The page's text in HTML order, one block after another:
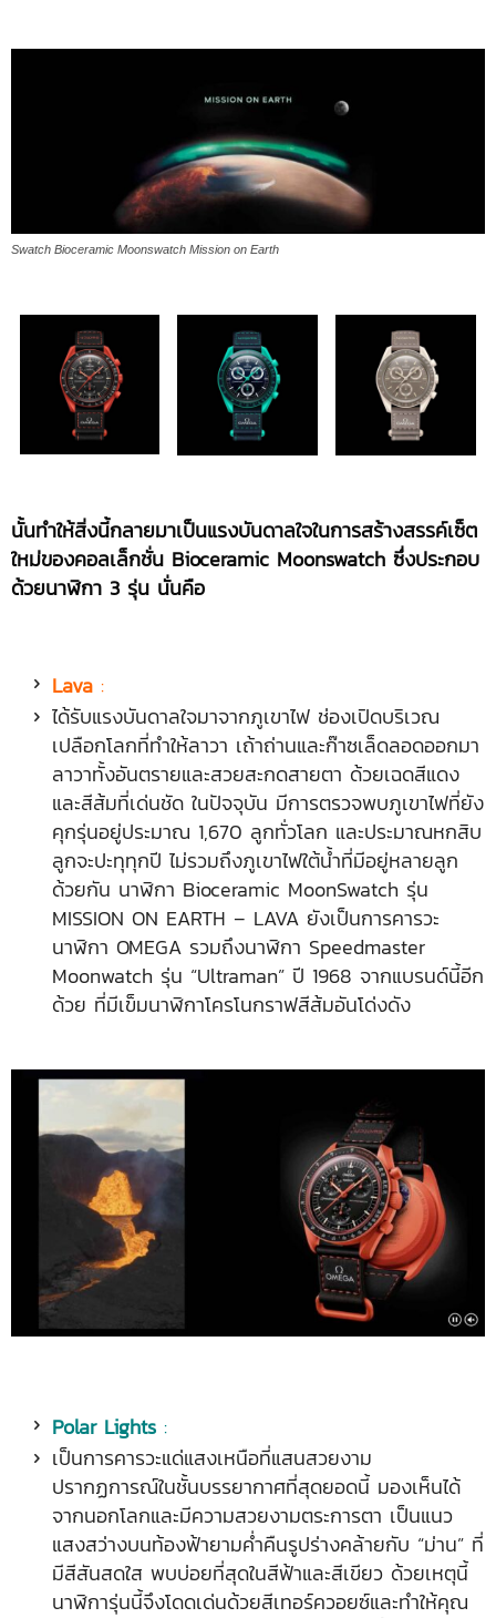
Swatch Bioceramic Moonswatch Mission on Earth
นั้นทำให้สิ่งนี้กลายมาเป็นแรงบันดาลใจในการสร้างสรรค์เซ็ต
ใหม่ของคอลเล็กชั่น Bioceramic Moonswatch ซึ่งประกอบ
ด้วยนาฬิกา 3 รุ่น นั่นคือ
Lava :
ได้รับแรงบันดาลใจมาจากภูเขาไฟ ช่องเปิดบริเวณ
เปลือกโลกที่ทำให้ลาวา เถ้าถ่านและก๊าซเล็ดลอดออกมา
ลาวาทั้งอันตรายและสวยสะกดสายตา ด้วยเฉดสีแดง
และสีส้มที่เด่นชัด ในปัจจุบัน มีการตรวจพบภูเขาไฟที่ยัง
คุกรุ่นอยู่ประมาณ 1,670 ลูกทั่วโลก และประมาณหกสิบ
ลูกจะปะทุทุกปี ไม่รวมถึงภูเขาไฟใต้น้ำที่มีอยู่หลายลูก
ด้วยกัน นาฬิกา Bioceramic MoonSwatch รุ่น
MISSION ON EARTH – LAVA ยังเป็นการคารวะ
นาฬิกา OMEGA รวมถึงนาฬิกา Speedmaster
Moonwatch รุ่น “Ultraman” ปี 1968 จากแบรนด์นี้อีก
ด้วย ที่มีเข็มนาฬิกาโครโนกราฟสีส้มอันโด่งดัง
Polar Lights :
เป็นการคารวะแด่แสงเหนือที่แสนสวยงาม
ปรากฏการณ์ในชั้นบรรยากาศที่สุดยอดนี้ มองเห็นได้
จากนอกโลกและมีความสวยงามตระการตา เป็นแนว
แสงสว่างบนท้องฟ้ายามค่ำคืนรูปร่างคล้ายกับ “ม่าน” ที่
มีสีสันสดใส พบบ่อยที่สุดในสีฟ้าและสีเขียว ด้วยเหตุนี้
นาฬิการุ่นนี้จึงโดดเด่นด้วยสีเทอร์ควอยซ์และทำให้คุณ